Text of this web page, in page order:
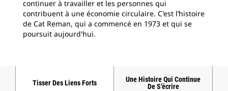
continuer à travailler et les personnes qui
contribuent à une économie circulaire. C'est l’histoire
de Cat Reman, qui a commencé en 1973 et qui se
poursuit aujourd'hui.
Tisser Des Liens Forts
Une Histoire Qui Continue
De S’écrire